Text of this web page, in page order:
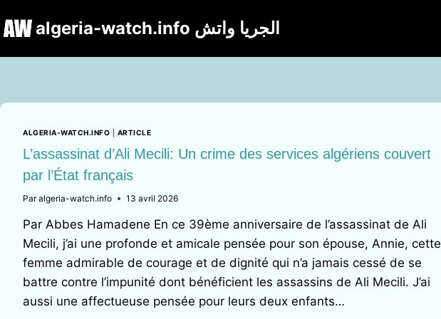
au
algeria-watch.info الجریا واتش
ALGERIA-WATCH.INFO ARTICLE
L’assassinat d’Ali Mecili: Un crime des services algériens couvert
par l’État français
Par algeria-watch.info 13 avril 2026
Par Abbes Hamadene En ce 39ème anniversaire de l’assassinat de Ali
Mecili, j’ai une profonde et amicale pensée pour son épouse, Annie, cette
femme admirable de courage et de dignité qui n’a jamais cessé de se
battre contre l’impunité dont bénéficient les assassins de Ali Mecili. J’ai
aussi une affectueuse pensée pour leurs deux enfants…